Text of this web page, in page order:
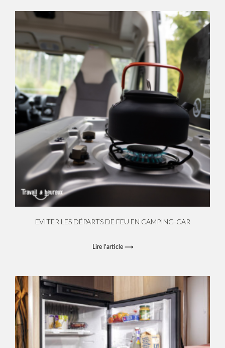
EVITER LES DÉPARTS DE FEU EN CAMPING-CAR
Lire l'article ⟶